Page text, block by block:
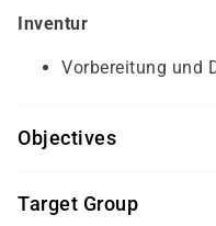
Inventur
Vorbereitung und
Objectives
Target Group